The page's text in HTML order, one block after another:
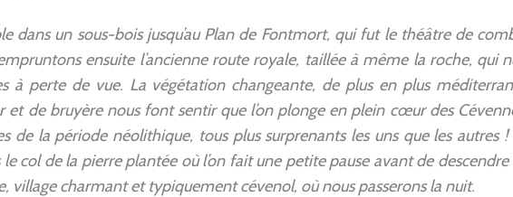
dans un sous-bois jusqu’au Plan de Fontmort, qui fut le théâtre de
ensuite l’ancienne route royale, taillée à même la roche, qui
à perte de vue. La végétation changeante, de plus en plus
et de bruyère nous font sentir que l’on plonge en plein cœur des
de la période néolithique, tous plus surprenants les uns que les autres
col de la pierre plantée où l’on fait une petite pause avant de descendre
village charmant et typiquement cévenol, où nous passerons la nuit.